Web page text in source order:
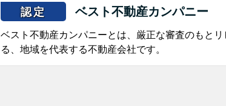
認定 ベスト不動産カンパニー
ベスト不動産カンパニーとは、厳正な審査のもと
る、地域を代表する不動産会社です。